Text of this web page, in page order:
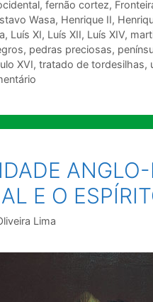
, fernão cortez,
Wasa, Henrique II,
, Luís XI, Luís XII, Luís XIV,
, pedras preciosas,
XVI, tratado de tordesilhas,
E O
Lima